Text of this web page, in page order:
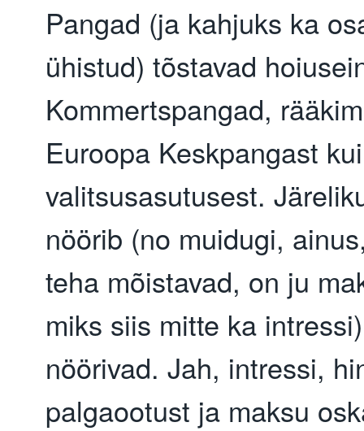
Pangad (ja kahjuks ka
ühistud) tõstavad
Kommertspangad,
Euroopa Keskpangast kui
valitsusasutusest.
nöörib (no muidugi,
teha mõistavad, on ju
miks siis mitte ka
nöörivad. Jah, intressi,
palgaootust ja maksu